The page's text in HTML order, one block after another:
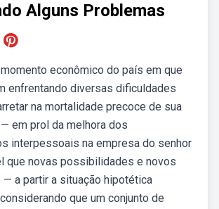
Alguns Problemas
econômico do país em que
enfrentando diversas dificuldades
na mortalidade precoce de sua
em prol da melhora dos
interpessoais na empresa do senhor
que novas possibilidades e novos
— a partir a situação hipotética
que um conjunto de